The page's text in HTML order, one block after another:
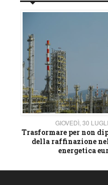
GIOVEDÌ, 30
Trasformare per non
della raffinazione
energetica